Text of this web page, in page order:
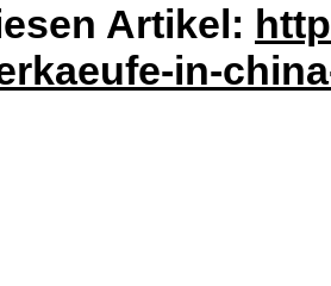
Artikel:
in-